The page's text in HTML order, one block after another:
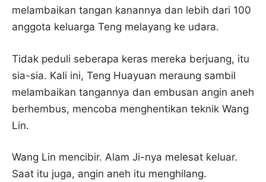
melambaikan tangan kanannya dan lebih dari 100
anggota keluarga Teng melayang ke udara.
Tidak peduli seberapa keras mereka berjuang, itu
sia-sia. Kali ini, Teng Huayuan meraung sambil
melambaikan tangannya dan embusan angin aneh
berhembus, mencoba menghentikan teknik Wang
Lin.
Wang Lin mencibir. Alam Ji-nya melesat keluar.
Saat itu juga, angin aneh itu menghilang.